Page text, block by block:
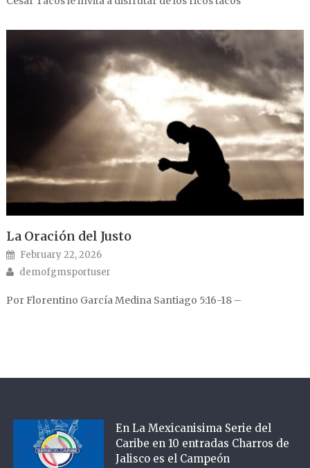
La Oración del Justo
Posted on
February 22, 2026
Author
demofgmsportuser
Por Florentino García Medina Santiago 5:16-18 –
En La Mexicanisima Serie del
Caribe en 10 entradas Charros de
Jalisco es el Campeón